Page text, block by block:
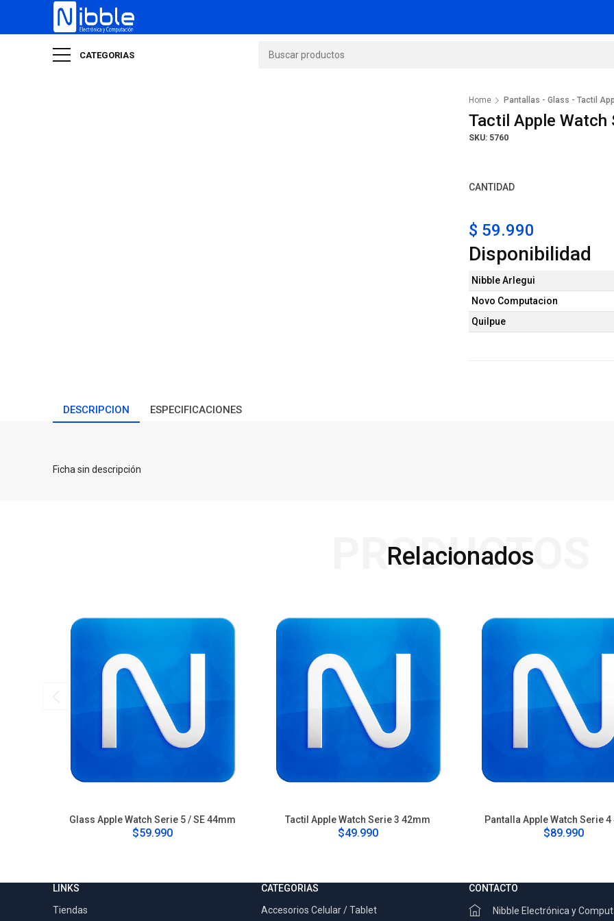
CATEGORIAS
Home Pantallas - Glass - Tactil
Tactil Apple Watch
SKU: 5760
CANTIDAD
$ 59.990
Disponibilidad
Nibble Arlegui
Novo Computacion
Quilpue
DESCRIPCION ESPECIFICACIONES
Ficha sin descripción
Relacionados
PRODUCTOS
Glass Apple Watch Serie 5 / SE 44mm
$59.990
Tactil Apple Watch Serie 3 42mm
$49.990
Pantalla Apple Watch Serie
$89.990
LINKS
Tiendas
CATEGORIAS
Accesorios Celular / Tablet
CONTACTO
Nibble Electrónica y